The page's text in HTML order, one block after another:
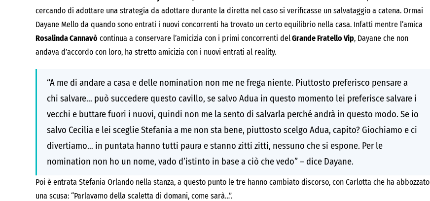
cercando di adottare una strategia da adottare durante la diretta nel caso si verificasse un salvataggio a catena. Ormai
Dayane Mello da quando sono entrati i nuovi concorrenti ha trovato un certo equilibrio nella casa. Infatti mentre l’amica
Rosalinda Cannavò continua a conservare l’amicizia con i primi concorrenti delGrande Fratello Vip, Dayane che non
andava d’accordo con loro, ha stretto amicizia con i nuovi entrati al reality.
“A me di andare a casa e delle nomination non me ne frega niente. Piuttosto preferisco pensare a
chi salvare… può succedere questo cavillo, se salvo Adua in questo momento lei preferisce salvare i
vecchi e buttare fuori i nuovi, quindi non me la sento di salvarla perché andrà in questo modo. Se io
salvo Cecilia e lei sceglie Stefania a me non sta bene, piuttosto scelgo Adua, capito? Giochiamo e ci
divertiamo… in puntata hanno tutti paura e stanno zitti zitti, nessuno che si espone. Per le
nomination non ho un nome, vado d’istinto in base a ciò che vedo” – dice Dayane.
Poi è entrata Stefania Orlando nella stanza, a questo punto le tre hanno cambiato discorso, con Carlotta che ha abbozzato
una scusa: “Parlavamo della scaletta di domani, come sarà…”.